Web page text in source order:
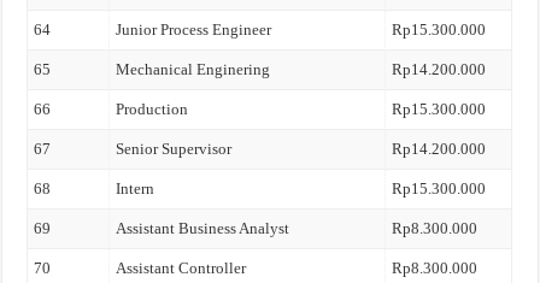
64 Junior Process Engineer Rp15.300.000
65 Mechanical Enginering Rp14.200.000
66 Production Rp15.300.000
67 Senior Supervisor Rp14.200.000
68 Intern Rp15.300.000
69 Assistant Business Analyst Rp8.300.000
70 Assistant Controller Rp8.300.000